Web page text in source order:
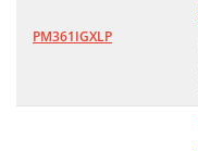
PM361IGXLP